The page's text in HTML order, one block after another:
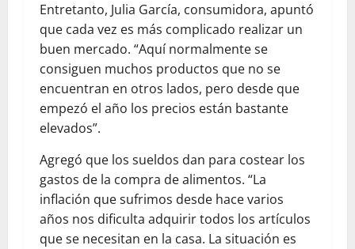
Entretanto, Julia García, consumidora, apuntó
que cada vez es más complicado realizar un
buen mercado. “Aquí normalmente se
consiguen muchos productos que no se
encuentran en otros lados, pero desde que
empezó el año los precios están bastante
elevados”.
Agregó que los sueldos dan para costear los
gastos de la compra de alimentos. “La
inflación que sufrimos desde hace varios
años nos dificulta adquirir todos los artículos
que se necesitan en la casa. La situación es